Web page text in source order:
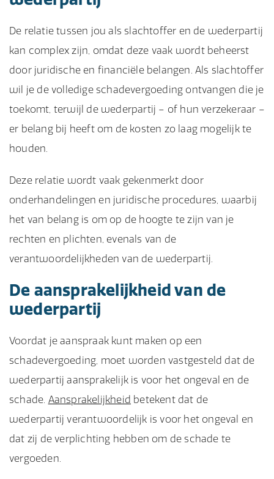
De relatie tussen jou als slachtoffer en de wederpartij
kan complex zijn, omdat deze vaak wordt beheerst
door juridische en financiële belangen. Als slachtoffer
wil je de volledige schadevergoeding ontvangen die je
toekomt, terwijl de wederpartij – of hun verzekeraar –
er belang bij heeft om de kosten zo laag mogelijk te
houden.
Deze relatie wordt vaak gekenmerkt door
onderhandelingen en juridische procedures, waarbij
het van belang is om op de hoogte te zijn van je
rechten en plichten, evenals van de
verantwoordelijkheden van de wederpartij.
De aansprakelijkheid van de
wederpartij
Voordat je aanspraak kunt maken op een
schadevergoeding, moet worden vastgesteld dat de
wederpartij aansprakelijk is voor het ongeval en de
schade. Aansprakelijkheid betekent dat de
wederpartij verantwoordelijk is voor het ongeval en
dat zij de verplichting hebben om de schade te
vergoeden.